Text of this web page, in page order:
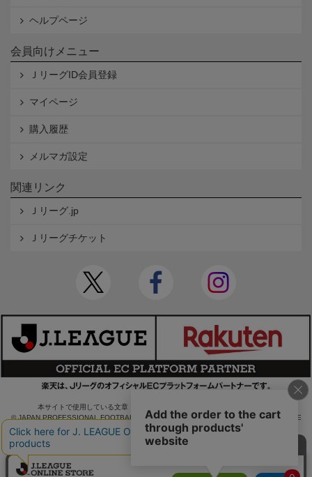
ヘルプページ
会員向けメニュー
ＪリーグID会員登録
マイページ
購入履歴
メルマガ設定
関連リンク
Ｊリーグ.jp
Ｊリーグチケット
本サイトで使用している文章・画像等の無断での複製・転載を禁止します。
© JAPAN PROFESSIONAL FOOTBALL LEAGUE Rakuten Group, Inc. ALL RIGHTS RE
SERVED.